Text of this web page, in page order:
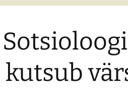
2017)
2014 tehtu
2015 plaanid
kutsub